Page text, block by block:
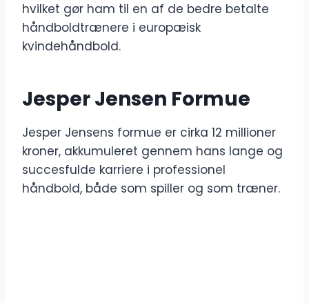
hvilket gør ham til en af ​​de bedre betalte
håndboldtrænere i europæisk
kvindehåndbold.
Jesper Jensen Formue
Jesper Jensens formue er cirka 12 millioner
kroner, akkumuleret gennem hans lange og
succesfulde karriere i professionel
håndbold, både som spiller og som træner.